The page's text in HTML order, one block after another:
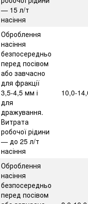
— 15 л/т
насіння
Оброблення
насіння
безпосередньо
перед посівом
або завчасно
для фракції
3,5-4,5 мм і
для
дражування.
Витрата
робочої рідини
— до 25 л/т
насіння
10,0-
Оброблення
насіння
безпосередньо
перед посівом